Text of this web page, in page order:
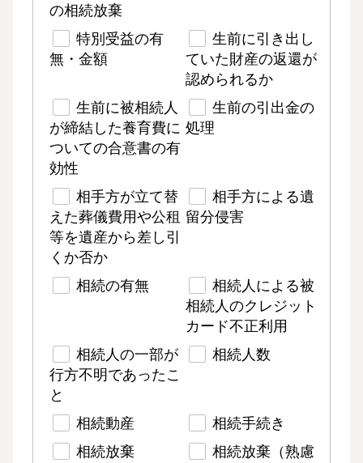
の相続放棄
特別受益の有
無・金額
生前に引き出し
ていた財産の返還が
認められるか
生前に被相続人
が締結した養育費に
ついての合意書の有
効性
生前の引出金の
処理
相手方が立て替
えた葬儀費用や公租
等を遺産から差し引
くか否か
相手方による遺
留分侵害
相続の有無
相続人による被
相続人のクレジット
カード不正利用
相続人の一部が
行方不明であったこ
と
相続人数
相続動産
相続手続き
相続放棄
相続放棄（熟慮